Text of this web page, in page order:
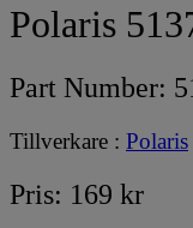
Polaris
Part Number:
Tillverkare : Polaris
Pris: 169 kr